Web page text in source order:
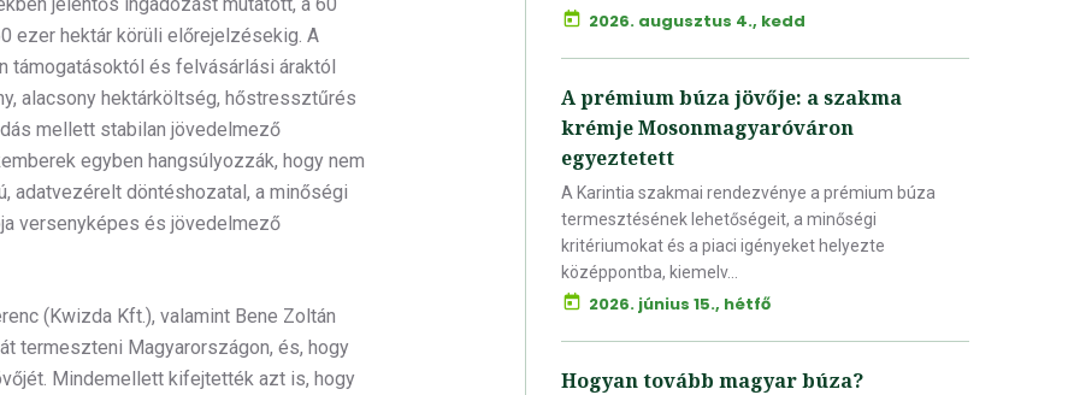
ezer hektár körüli előrejelzésekig. A
támogatásoktól és felvásárlási áraktól
alacsony hektárköltség, hőstressztűrés
mellett stabilan jövedelmező
egyben hangsúlyozzák, hogy nem
adatvezérelt döntéshozatal, a minőségi
versenyképes és jövedelmező
(Kwizda Kft.), valamint Bene Zoltán
termeszteni Magyarországon, és, hogy
Mindemellett kifejtették azt is, hogy
2026. augusztus 4., kedd
A prémium búza jövője: a szakma
krémje Mosonmagyaróváron
egyeztetett
A Karintia szakmai rendezvénye a prémium búza
termesztésének lehetőségeit, a minőségi
kritériumokat és a piaci igényeket helyezte
középpontba, kiemelv...
2026. június 15., hétfő
Hogyan tovább magyar búza?